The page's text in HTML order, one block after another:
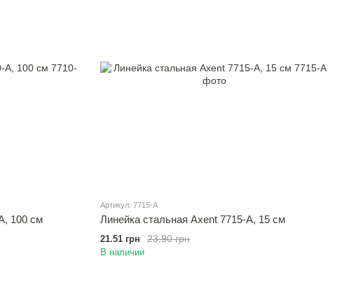
100 см
Артикул: 7715-A
Линейка стальная Axent 7715-A, 15 см
23.90 грн
21.51 грн
В наличии